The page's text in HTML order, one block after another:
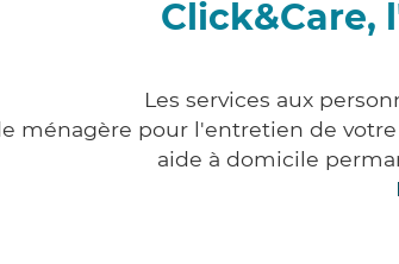
Click&Care,
Les services aux
ménagère pour l'entretien de
aide à domicile